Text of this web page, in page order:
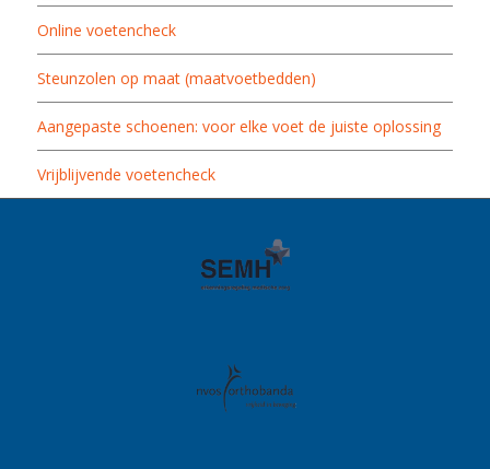
Online voetencheck
Steunzolen op maat (maatvoetbedden)
Aangepaste schoenen: voor elke voet de juiste oplossing
Vrijblijvende voetencheck